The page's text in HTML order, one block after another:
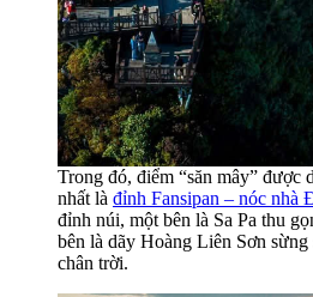
Trong đó, điểm “săn mây” được
nhất là đỉnh Fansipan – nóc nhà
đỉnh núi, một bên là Sa Pa thu
bên là dãy Hoàng Liên Sơn sừng
chân trời.